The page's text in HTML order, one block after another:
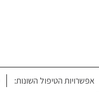
אפשרויות הטיפול השונות: